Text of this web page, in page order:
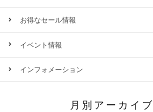
お得なセール情報
イベント情報
インフォメーション
月別アーカイブ